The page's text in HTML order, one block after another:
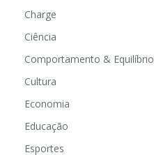
Charge
Ciência
Comportamento & Equilíbrio
Cultura
Economia
Educação
Esportes